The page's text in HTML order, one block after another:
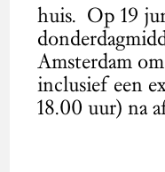
huis. Op 19
Amsterdam
inclusief een
18.00 uur) na